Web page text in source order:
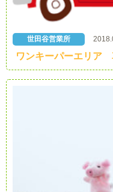
世田谷営業所
ワンキーパーエリア